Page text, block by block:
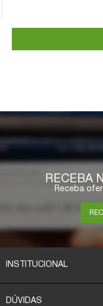
RECEBA
Receba
INSTITUCIONAL
DÚVIDAS